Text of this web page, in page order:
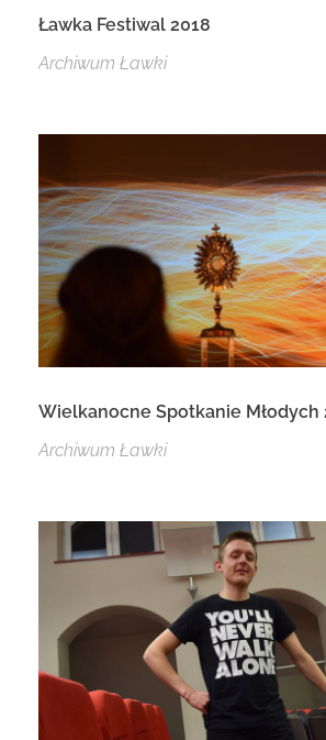
Ławka Festiwal 2018
Archiwum Ławki
Wielkanocne Spotkanie Młodych
Archiwum Ławki